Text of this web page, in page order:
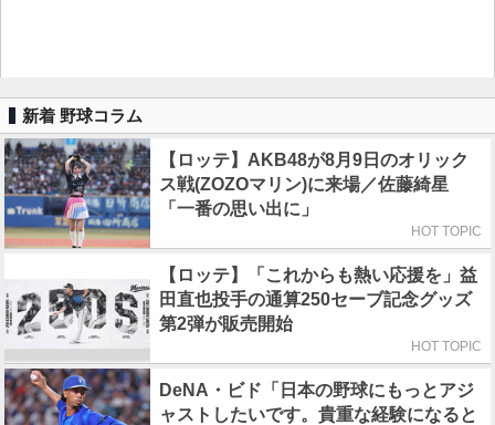
新着 野球コラム
【ロッテ】AKB48が8月9日のオリック
ス戦(ZOZOマリン)に来場／佐藤綺星
「一番の思い出に」
HOT TOPIC
【ロッテ】「これからも熱い応援を」益
田直也投手の通算250セーブ記念グッズ
第2弾が販売開始
HOT TOPIC
DeNA・ビド「日本の野球にもっとアジ
ャストしたいです。貴重な経験になると